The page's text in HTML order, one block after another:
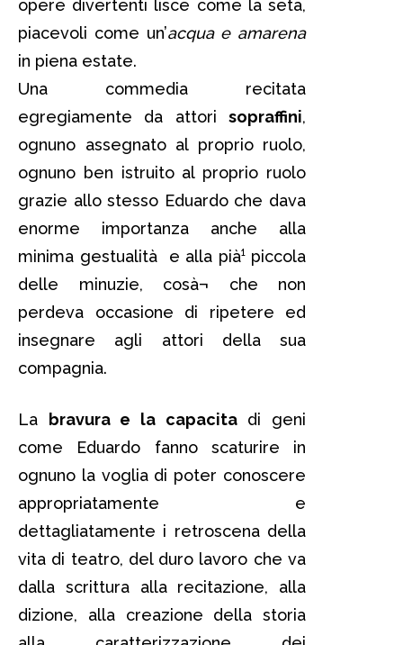
opere divertenti lisce come la seta,
piacevoli come un’acqua e amarena
in piena estate.
Una commedia recitata
egregiamente da attori sopraffini,
ognuno assegnato al proprio ruolo,
ognuno ben istruito al proprio ruolo
grazie allo stesso Eduardo che dava
enorme importanza anche alla
minima gestualità e alla pià¹ piccola
delle minuzie, cosà¬ che non
perdeva occasione di ripetere ed
insegnare agli attori della sua
compagnia.
La bravura e la capacitadi geni
come Eduardo fanno scaturire in
ognuno la voglia di poter conoscere
appropriatamente e
dettagliatamente i retroscena della
vita di teatro, del duro lavoro che va
dalla scrittura alla recitazione, alla
dizione, alla creazione della storia